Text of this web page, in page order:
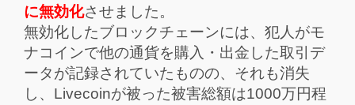
に無効化させました。
無効化したブロックチェーンには、犯人がモ
ナコインで他の通貨を購入・出金した取引デ
ータが記録されていたものの、それも消失
し、Livecoinが被った被害総額は1000万円程